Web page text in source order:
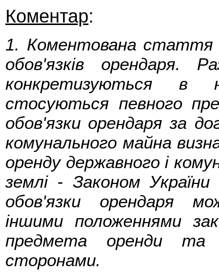
Коментар:
1. Коментована стаття
обов'язків орендаря.
конкретизуються в
стосуються певного
обов'язки орендаря за
комунального майна
оренду державного і
землі - Законом
обов'язки орендаря
іншими положеннями
предмета оренди та
сторонами.